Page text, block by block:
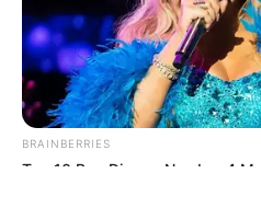
© 2025 EVIANEWS του
BRAINBERRIES
Top 10 Pop Divas - Number 4